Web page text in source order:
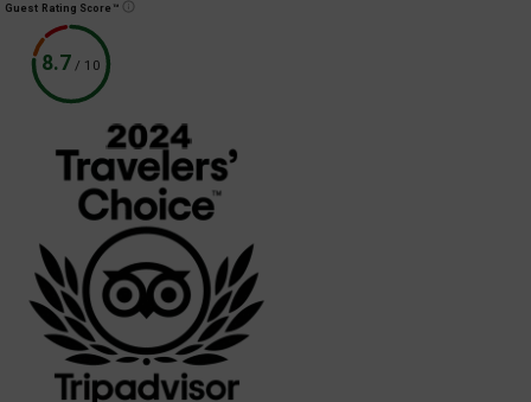
Guest Rating Score™
8.7 / 10